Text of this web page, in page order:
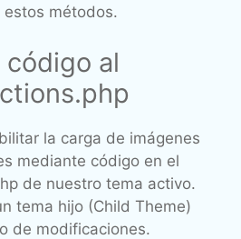
estos métodos.
al
la carga de imágenes
mediante código en el
de nuestro tema activo.
tema hijo (Child Theme)
de modificaciones.